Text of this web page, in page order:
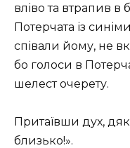
вліво та втрапив в
Потерчата із
співали йому, не
бо голоси в
шелест очерету.
Притаївши дух,
близько!».